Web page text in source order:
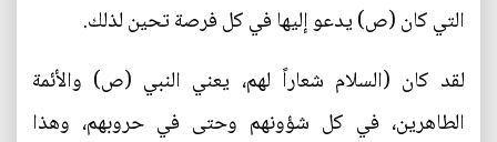
التي كان (ص) يدعو إليها في كل فرصة تحين لذلك.
لقد كان (السلام شعاراً لهم، يعني النبي (ص) والأئمة
الطاهرين، في كل شؤونهم وحتى في حروبهم، وهذا